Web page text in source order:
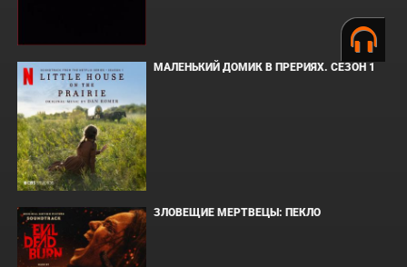
МАЛЕНЬКИЙ ДОМИК В ПРЕРИЯХ. СЕЗОН 1
ЗЛОВЕЩИЕ МЕРТВЕЦЫ: ПЕКЛО